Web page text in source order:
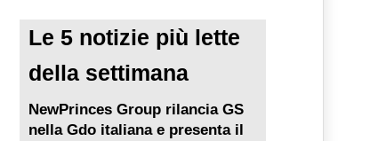
Le 5 notizie più lette
della settimana
NewPrinces Group rilancia GS
nella Gdo italiana e presenta il